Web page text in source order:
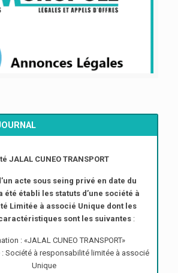
JALAL CUNEO TRANSPORT
acte sous seing privé en date du
été établi les statuts d’une société à
Limitée à associé Unique dont les
sont les suivantes :
: «JALAL CUNEO TRANSPORT»
Société à responsabilité limitée à associé
Unique